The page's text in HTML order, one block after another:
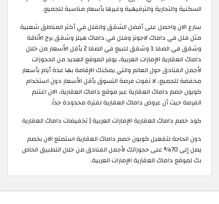
السكنية والتجارية والترفيهية وغيرها بأسعار مناسبة للجميع.
سارع الان واحصل على أفضل الشقق والفلل في أكثر المناطق شعبية
مثل فلل في داماك لاجونز وفلل في داماك هيلز وشقق برج الأناقة
وشقق في الصفا 1 وشقق للبيع في الصفا 2 بأقل الأسعار من خلال
داماك العقارية الإمارات العربية، يوفر الموقع العديد من الحجوزات
لأجمل الفنادق حول العالم والتي يمكنك الإقامة بها عدة أيام بأسعار
مخفضة للجميع، لا تفوت فرصة التسوق بأقل الأسعار دون استخدام
كوبون خصم داماك العقارية عبر موقع داماك العقارية، الان اغتنم
الفرصة حيث أن عروض داماك العقارية لفترة محدودة جداً. ​
كود خصم داماك العقارية الإمارات العربية | تخفيضات داماك العقارية
دون الحاجة لتفعيل كوبون خصم داماك العقارية استمتع الان بخصم
يصل إلى 70% على حجوزاتك لأجمل الفنادق من خلال التطبيق الخاص
بك لموقع داماك العقارية الإمارات العربية.